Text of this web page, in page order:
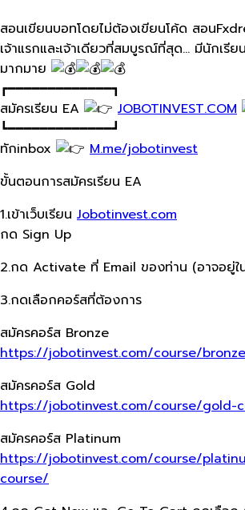
สอนเขียนบอทโดยไม่ต้องเขียนโค้ด​ สอน
เจ้าแรกและเจ้าเดียวที่สมบูรณ์​ที่สุด… มีนักเรีย
มากมาย​
┏━━━━━━━━━━━━━┓
สมัครเรียน​ EA
JOBOTINVEST.COM
┗━━━━━━━━━━━━━┛
ทัก​inbox
M.me/jobotinvest
ขั้นตอนการสมัครเรียน​ EA
1.เข้าเว็บ​เรียน Jobotinvest.com
กด Sign Up
2.กด Activate ที่ Email ของท่าน​ (อาจอยู่ใ
3.กดเลือกคอร์สที่ต้องการ
สมัครคอร์ส​ Bronze
https://jobotinvest.com/course/
สมัครคอร์ส​ Gold
https://jobotinvest.com/course/gold-
สมัครคอร์ส​ Platinum
https://jobotinvest.com/course/
course/